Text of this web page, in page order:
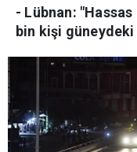
- Lübnan:
bin kişi